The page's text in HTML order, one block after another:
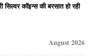
सिल्वर कॉइन्स की बरसात हो रही
August 2026